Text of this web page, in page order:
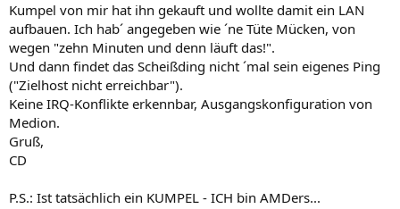
Kumpel von mir hat ihn gekauft und wollte damit ein LAN
aufbauen. Ich hab´ angegeben wie ´ne Tüte Mücken, von
wegen "zehn Minuten und denn läuft das!".
Und dann findet das Scheißding nicht ´mal sein eigenes Ping
("Zielhost nicht erreichbar").
Keine IRQ-Konflikte erkennbar, Ausgangskonfiguration von
Medion.
Gruß,
CD
P.S.: Ist tatsächlich ein KUMPEL - ICH bin AMDers...